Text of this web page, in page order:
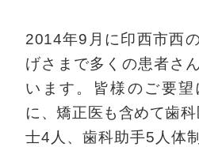
2014年9月に印西市西
げさまで多くの患者さ
います。皆様のご要
に、矯正医も含めて歯
士4人、歯科助手5人体